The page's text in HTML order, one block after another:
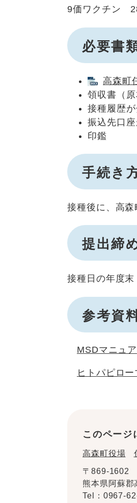
9価ワクチン
必要書
高森町
領収書（原
接種履歴
振込先口
印鑑
手続き
接種後に、高森
提出締
接種日の年度
参考資
MSDマニュ
ヒトパピロ
このページ
高森町役場
〒869-1602
熊本県阿蘇
Tel：0967-